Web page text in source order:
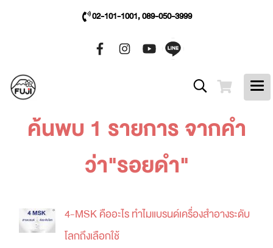
02-101-1001, 089-050-3999
ค้นพบ 1 รายการ จากคำ
ว่า"รอยดำ"
4-MSK คืออะไร ทำไมแบรนด์เครื่องสำอางระดับ
โลกถึงเลือกใช้